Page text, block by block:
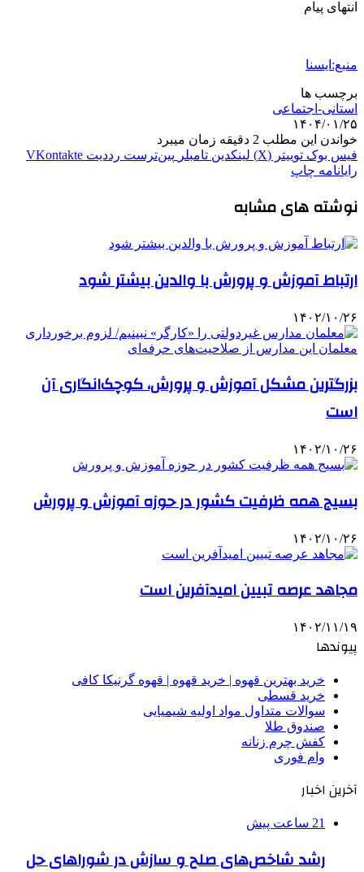
انتهای پیام
منبع:ایسنا
برچسب ها
استانی-اجتماعی
۱۴۰۴/۰۱/۲۵
خواندن این مطلب 2 دقیقه زمان میبرد
فیس بوک توییتر (X) لینکدین ‫تامبلر ‫پین‌ترست ‫رددیت ‫VKontakte
رایانامه چاپ
نوشته های مشابه
ارتباط آموزش و پرورش با والدین بیشتر شود
۱۴۰۲/۱۰/۲۶
بزرگترین مشکل آموزش و پرورش، کوچک‌انگاری آن
است
۱۴۰۲/۱۰/۲۶
بسیج همه ظرفیت کشور در حوزه آموزش و پرورش
۱۴۰۲/۱۰/۲۶
مجاهد عرصه تبیین امیدآفرین است
۱۴۰۲/۱۱/۱۹
پیوندها
خرید بهترین قهوه | خرید قهوه | قهوه گرنیکا کافی
خرید قسطی
سوالات متداول مواد اولیه شیمیایی
صندوق طلا
کفش چرم زنانه
وام فوری
آخرین اخبار
21 ساعت پیش
رشد شاخص‌های صلح و سازش در شوراهای حل